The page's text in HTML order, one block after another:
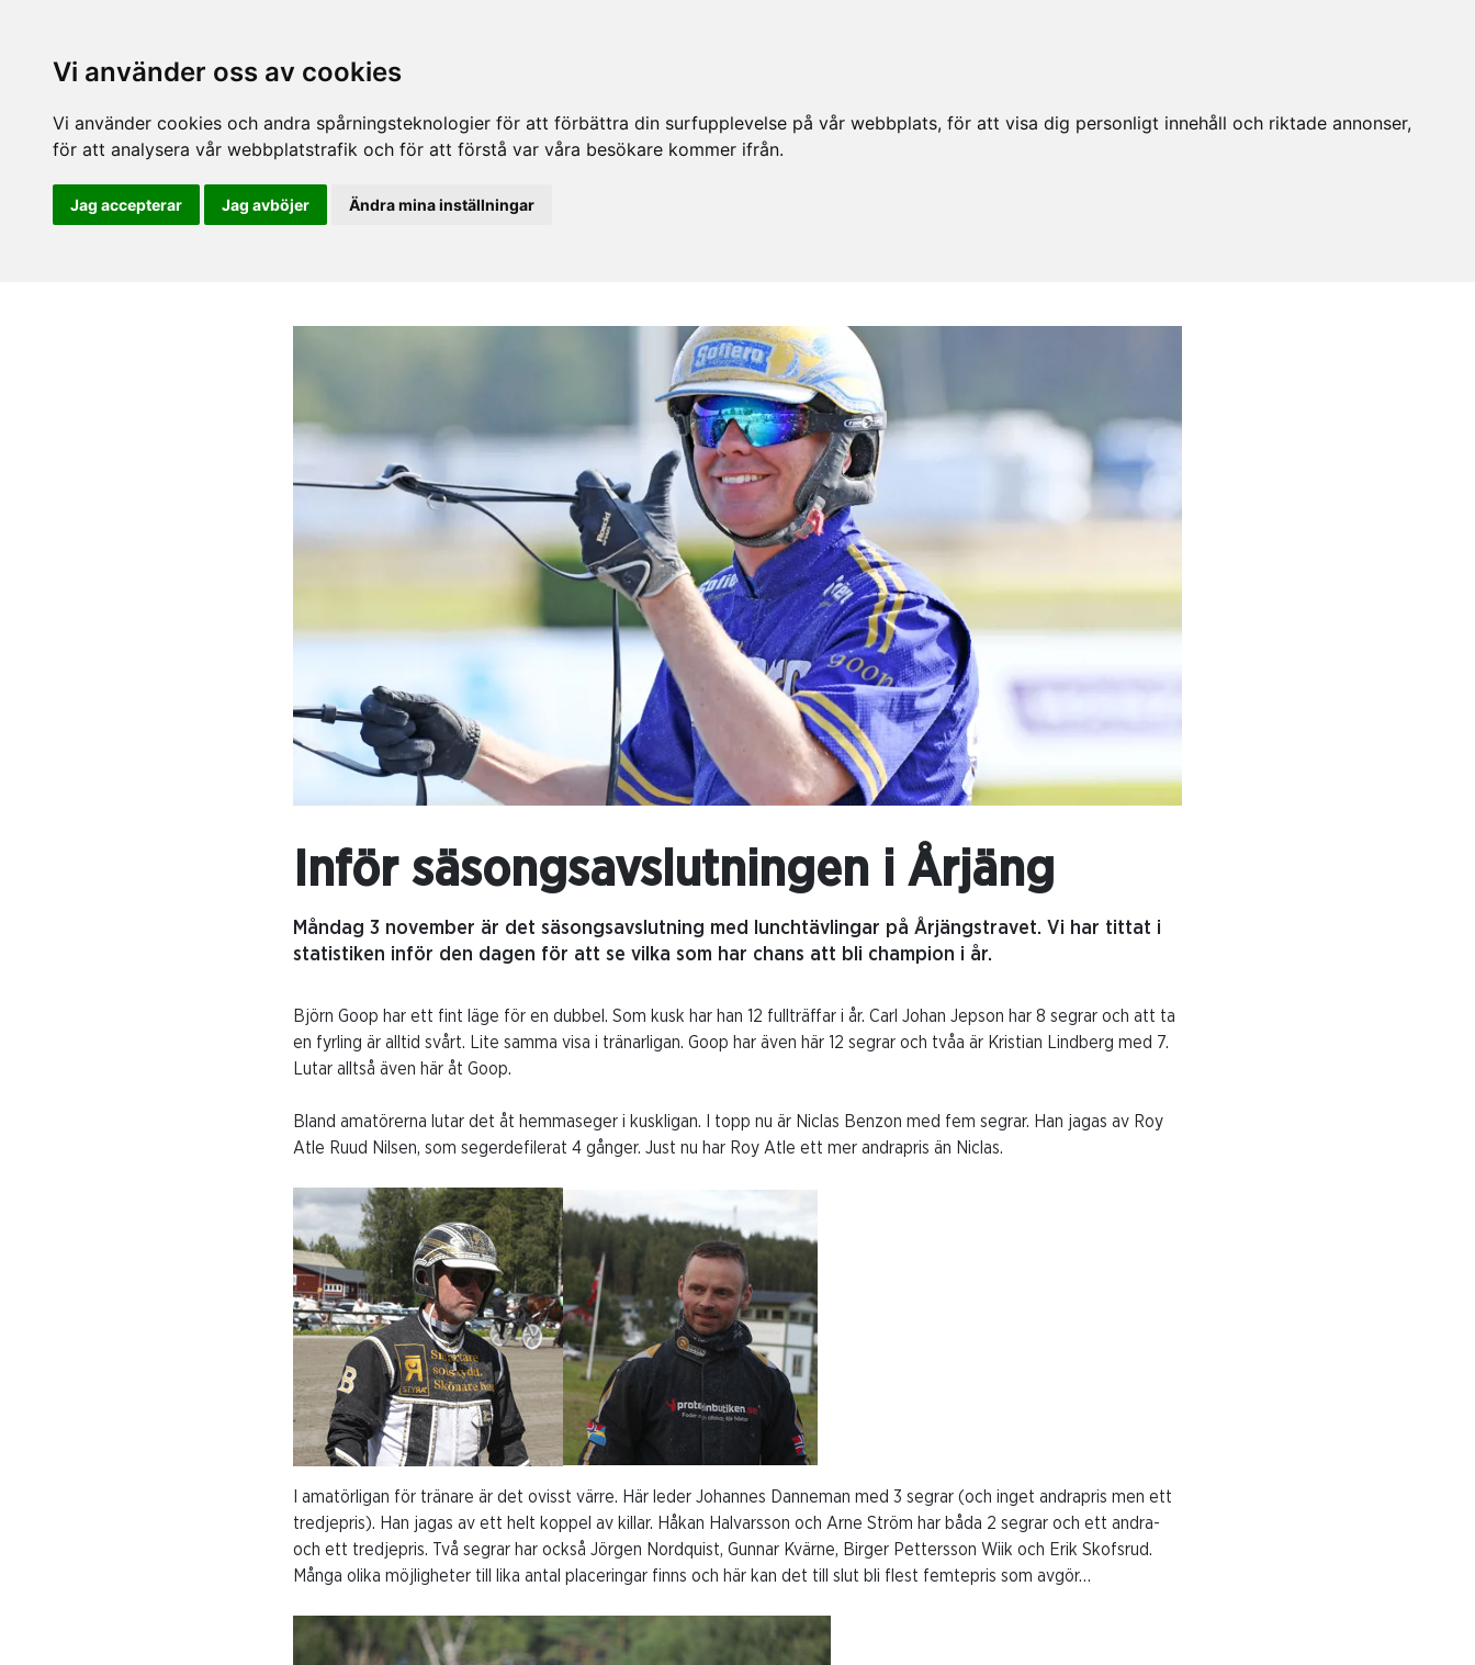
Vi använder oss av cookies
Vi använder cookies och andra spårningsteknologier för att förbättra din surfupplevelse på vår webbplats, för att visa dig personligt innehåll och riktade annonser,
för att analysera vår webbplatstrafik och för att förstå var våra besökare kommer ifrån.
Jag accepterar Jag avböjer Ändra mina inställningar
Inför säsongsavslutningen i Årjäng
Måndag 3 november är det säsongsavslutning med lunchtävlingar på Årjängstravet. Vi har tittat i
statistiken inför den dagen för att se vilka som har chans att bli champion i år.
Björn Goop har ett fint läge för en dubbel. Som kusk har han 12 fullträffar i år. Carl Johan Jepson har 8 segrar och att ta
en fyrling är alltid svårt. Lite samma visa i tränarligan. Goop har även här 12 segrar och tvåa är Kristian Lindberg med 7.
Lutar alltså även här åt Goop.
Bland amatörerna lutar det åt hemmaseger i kuskligan. I topp nu är Niclas Benzon med fem segrar. Han jagas av Roy
Atle Ruud Nilsen, som segerdefilerat 4 gånger. Just nu har Roy Atle ett mer andrapris än Niclas.
I amatörligan för tränare är det ovisst värre. Här leder Johannes Danneman med 3 segrar (och inget andrapris men ett
tredjepris). Han jagas av ett helt koppel av killar. Håkan Halvarsson och Arne Ström har båda 2 segrar och ett andra-
och ett tredjepris. Två segrar har också Jörgen Nordquist, Gunnar Kvärne, Birger Pettersson Wiik och Erik Skofsrud.
Många olika möjligheter till lika antal placeringar finns och här kan det till slut bli flest femtepris som avgör…